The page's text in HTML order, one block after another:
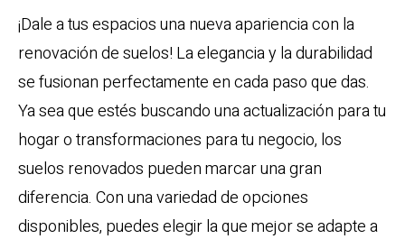
¡Dale a tus espacios una nueva apariencia con la
renovación de suelos! La elegancia y la durabilidad
se fusionan perfectamente en cada paso que das.
Ya sea que estés buscando una actualización para tu
hogar o transformaciones para tu negocio, los
suelos renovados pueden marcar una gran
diferencia. Con una variedad de opciones
disponibles, puedes elegir la que mejor se adapte a